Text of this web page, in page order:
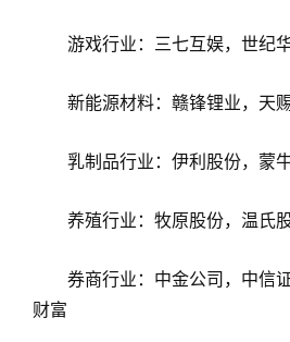
游戏行业：三七互娱，世纪
新能源材料：赣锋锂业，天
乳制品行业：伊利股份，蒙
养殖行业：牧原股份，温氏
券商行业：中金公司，中信
财富